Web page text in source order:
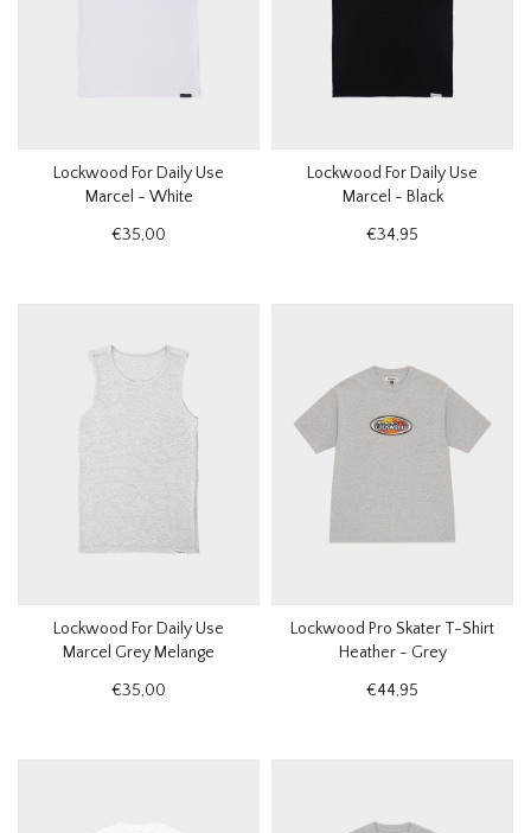
Lockwood For Daily Use
Marcel - White
€35,00
Lockwood For Daily Use
Marcel - Black
€34,95
Lockwood For Daily Use
Marcel Grey Melange
€35,00
Lockwood Pro Skater T-Shirt
Heather - Grey
€44,95